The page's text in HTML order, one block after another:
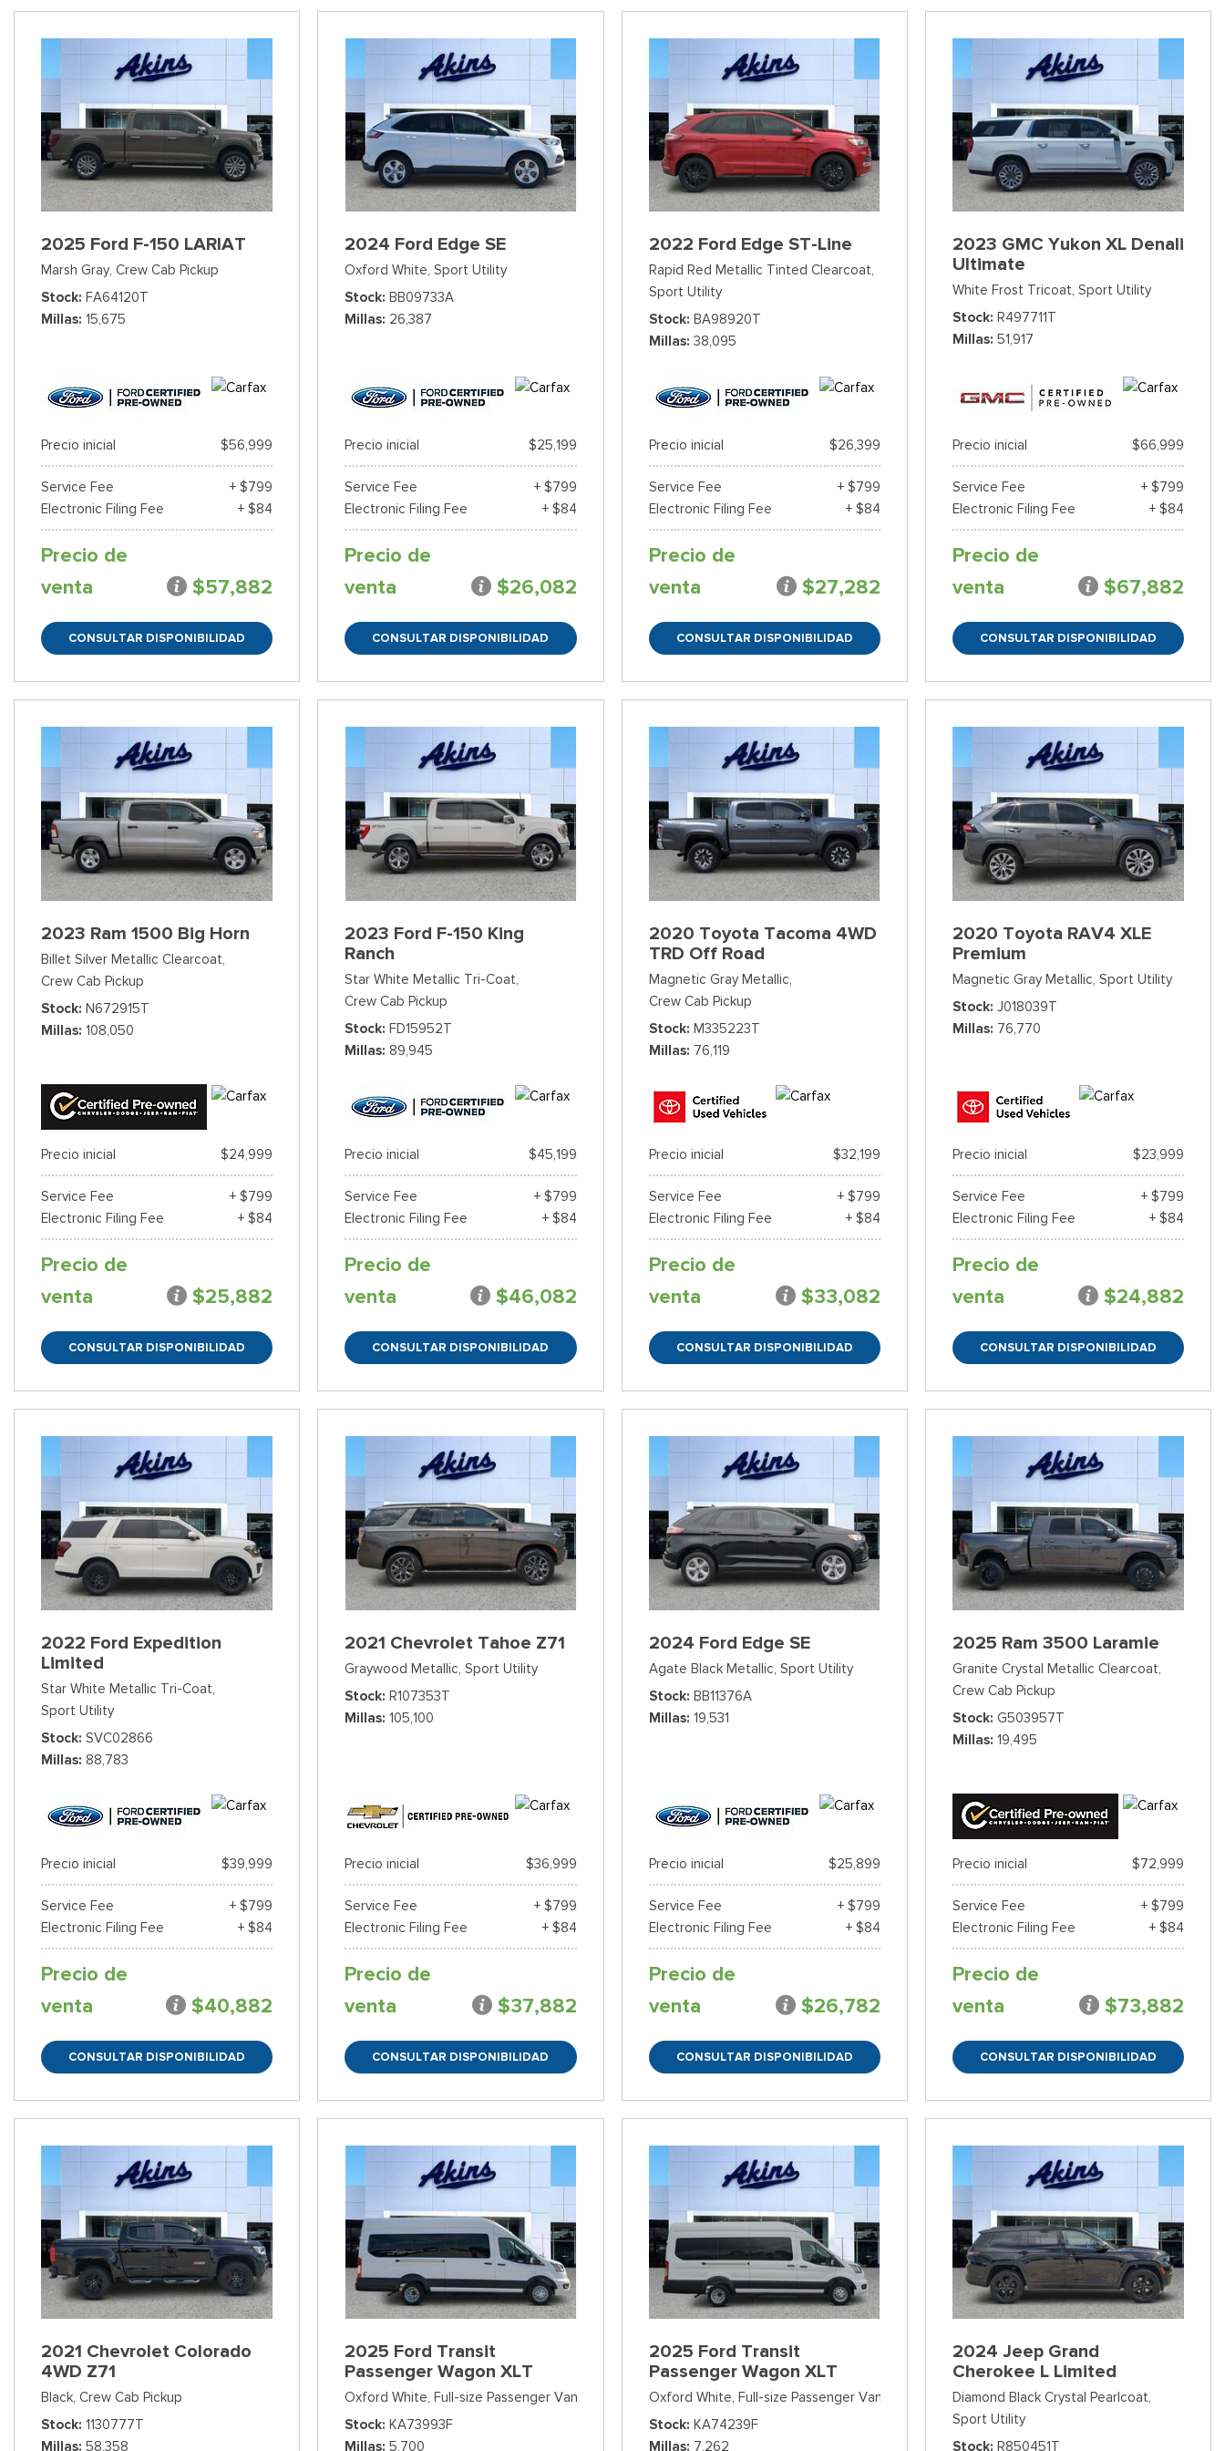
2025 Ford F-150 LARIAT
Marsh Gray, Crew Cab Pickup
Stock FA64120T
Millas 15,675
Precio inicial $56,999
Service Fee
+ $799
Electronic Filing Fee
+ $84
Precio de
venta
$57,882
CONSULTAR DISPONIBILIDAD
2024 Ford Edge SE
Oxford White, Sport Utility
Stock BB09733A
Millas 26,387
Precio inicial $25,199
Service Fee
+ $799
Electronic Filing Fee
+ $84
Precio de
venta
$26,082
CONSULTAR DISPONIBILIDAD
2022 Ford Edge ST-Line
Rapid Red Metallic Tinted Clearcoat,
Sport Utility
Stock BA98920T
Millas 38,095
Precio inicial $26,399
Service Fee
+ $799
Electronic Filing Fee
+ $84
Precio de
venta
$27,282
CONSULTAR DISPONIBILIDAD
2023 GMC Yukon XL Denali
Ultimate
White Frost Tricoat, Sport Utility
Stock R497711T
Millas 51,917
Precio inicial $66,999
Service Fee
+ $799
Electronic Filing Fee
+ $84
Precio de
venta
$67,882
CONSULTAR DISPONIBILIDAD
2023 Ram 1500 Big Horn
Billet Silver Metallic Clearcoat,
Crew Cab Pickup
Stock N672915T
Millas 108,050
Precio inicial $24,999
Service Fee
+ $799
Electronic Filing Fee
+ $84
Precio de
venta
$25,882
CONSULTAR DISPONIBILIDAD
2023 Ford F-150 King
Ranch
Star White Metallic Tri-Coat,
Crew Cab Pickup
Stock FD15952T
Millas 89,945
Precio inicial $45,199
Service Fee
+ $799
Electronic Filing Fee
+ $84
Precio de
venta
$46,082
CONSULTAR DISPONIBILIDAD
2020 Toyota Tacoma 4WD
TRD Off Road
Magnetic Gray Metallic,
Crew Cab Pickup
Stock M335223T
Millas 76,119
Precio inicial $32,199
Service Fee
+ $799
Electronic Filing Fee
+ $84
Precio de
venta
$33,082
CONSULTAR DISPONIBILIDAD
2020 Toyota RAV4 XLE
Premium
Magnetic Gray Metallic, Sport Utility
Stock J018039T
Millas 76,770
Precio inicial $23,999
Service Fee
+ $799
Electronic Filing Fee
+ $84
Precio de
venta
$24,882
CONSULTAR DISPONIBILIDAD
2022 Ford Expedition
Limited
Star White Metallic Tri-Coat,
Sport Utility
Stock SVC02866
Millas 88,783
Precio inicial $39,999
Service Fee
+ $799
Electronic Filing Fee
+ $84
Precio de
venta
$40,882
CONSULTAR DISPONIBILIDAD
2021 Chevrolet Tahoe Z71
Graywood Metallic, Sport Utility
Stock R107353T
Millas 105,100
Precio inicial $36,999
Service Fee
+ $799
Electronic Filing Fee
+ $84
Precio de
venta
$37,882
CONSULTAR DISPONIBILIDAD
2024 Ford Edge SE
Agate Black Metallic, Sport Utility
Stock BB11376A
Millas 19,531
Precio inicial $25,899
Service Fee
+ $799
Electronic Filing Fee
+ $84
Precio de
venta
$26,782
CONSULTAR DISPONIBILIDAD
2025 Ram 3500 Laramie
Granite Crystal Metallic Clearcoat,
Crew Cab Pickup
Stock G503957T
Millas 19,495
Precio inicial $72,999
Service Fee
+ $799
Electronic Filing Fee
+ $84
Precio de
venta
$73,882
CONSULTAR DISPONIBILIDAD
2021 Chevrolet Colorado
4WD Z71
Black, Crew Cab Pickup
Stock 1130777T
Millas 58,358
2025 Ford Transit
Passenger Wagon XLT
Oxford White, Full-size Passenger Van
Stock KA73993F
Millas 5,700
2025 Ford Transit
Passenger Wagon XLT
Oxford White, Full-size Passenger Van
Stock KA74239F
Millas 7,262
2024 Jeep Grand
Cherokee L Limited
Diamond Black Crystal Pearlcoat,
Sport Utility
Stock R850451T